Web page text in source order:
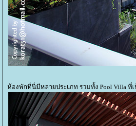
ห้องพักที่นี่มีหลายประเภท รวมทั้ง Pool Villa ที่